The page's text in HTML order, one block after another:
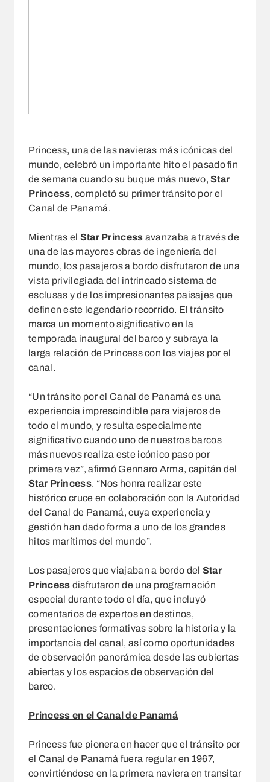
Princess, una de las navieras más icónicas del
mundo, celebró un importante hito el pasado fin
de semana cuando su buque más nuevo,Star
Princess, completó su primer tránsito por el
Canal de Panamá.
Mientras el Star Princess avanzaba a través de
una de las mayores obras de ingeniería del
mundo, los pasajeros a bordo disfrutaron de una
vista privilegiada del intrincado sistema de
esclusas y de los impresionantes paisajes que
definen este legendario recorrido. El tránsito
marca un momento significativo en la
temporada inaugural del barco y subraya la
larga relación de Princess con los viajes por el
canal.
“Un tránsito por el Canal de Panamá es una
experiencia imprescindible para viajeros de
todo el mundo, y resulta especialmente
significativo cuando uno de nuestros barcos
más nuevos realiza este icónico paso por
primera vez”, afirmó Gennaro Arma, capitán del
Star Princess. “Nos honra realizar este
histórico cruce en colaboración con la Autoridad
del Canal de Panamá, cuya experiencia y
gestión han dado forma a uno de los grandes
hitos marítimos del mundo”.
Los pasajeros que viajaban a bordo del Star
Princess disfrutaron de una programación
especial durante todo el día, que incluyó
comentarios de expertos en destinos,
presentaciones formativas sobre la historia y la
importancia del canal, así como oportunidades
de observación panorámica desde las cubiertas
abiertas y los espacios de observación del
barco.
Princess en el Canal de Panamá
Princess fue pionera en hacer que el tránsito por
el Canal de Panamá fuera regular en 1967,
convirtiéndose en la primera naviera en transitar